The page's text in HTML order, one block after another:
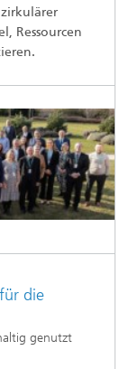
Ressourcen
die
genutzt